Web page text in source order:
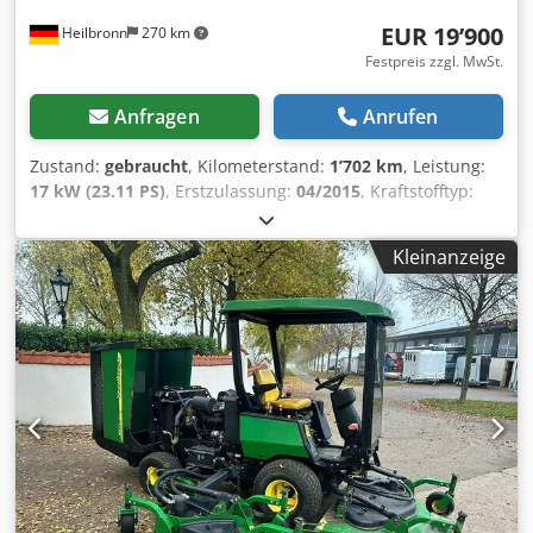
Heilbronn 270 km EUR 19’900
Festpreis zzgl. MwSt.
Anfragen Anrufen
Zustand: gebraucht, Kilometerstand: 1’702 km, Leistung:
17 kW (23.11 PS), Erstzulassung: 04/2015, Kraftstofftyp:
1’550 kg
Automatisch, Federung:Sonstige, Anzahl der Sitzplätze:4,
Betriebsstunden:1’702 h, Ausstattung:Allradantrieb,
Anhängerkupplung, HU/AU neu, Diesel Automatik Allrad
Erstzulassung 20.04.2015 17 kW 854 cm³ 1.702
Betriebsstunden 4-Sitzer Anhängerkupplung kippbare
Ladepritsche zulässiges Gesamtgewicht 1.550 kg FÜR UNS
IST DER ZUSTAND UND DAS BAUCHGEFÜHL
ENTSCHEIDEND, DER PREIS STEHT AN ZWEITER STELLE. Bei
weiteren Fragen steht Ihnen gerne Herr Faller unter der
Nummer zur Verfügung. //*TAUSCH, INZAHLUNGNAHME
ODER BELEIHUNG IHRES FAHRZEUGES, SOWIE
FINANZIERUNG MÖGLICH!Alle Angaben ohne Gewähr*
Kleinanzeige